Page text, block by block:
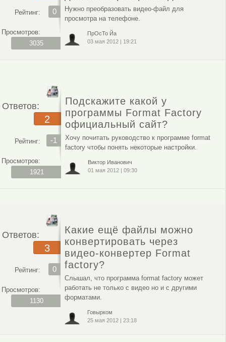
Рейтинг: 0
Просмотров:
3035
Нужно преобразовать видео-файл для
просмотра на телефоне.
ПрОсТо Йа
03 мая 2012 | 19:21
Ответов:
2
Рейтинг: -1
Просмотров:
1921
Подскажите какой у
программы Format Factory
официальный сайт?
Хочу почитать руководство к программе format
factory чтобы понять некоторые настройки.
Виктор Иванович
01 мая 2012| 09:30
Ответов:
3
Рейтинг: 0
Просмотров:
1130
Какие ещё файлы можно
конвертировать через
видео-конвертер Format
factory?
Слышал, что программа format factory может
работать не только с видео но и с другими
форматами.
Говырком
25 мая 2012 |23:18